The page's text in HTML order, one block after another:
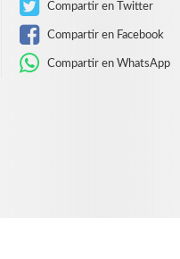
Compartir en Twitter
Compartir en Facebook
Compartir en WhatsApp